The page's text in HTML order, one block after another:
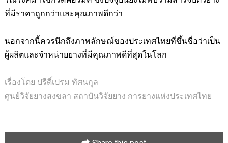
ที่มีราคาถูกกว่าและคุณภาพดีกว่า
นอกจากนี้ควรนึกถึงภาพลักษณ์ของประเทศไทยที่ขึ้นชื่อว่าเป็น
ผู้ผลิตและจำหน่ายยางที่มีคุณภาพดีที่สุดในโลก
เรื่องโดย ปรีดิ์เปรม ทัศนกุล
ศูนย์วิจัยยางสงขลา สถาบันวิจัยยาง การยางแห่งประเทศไทย